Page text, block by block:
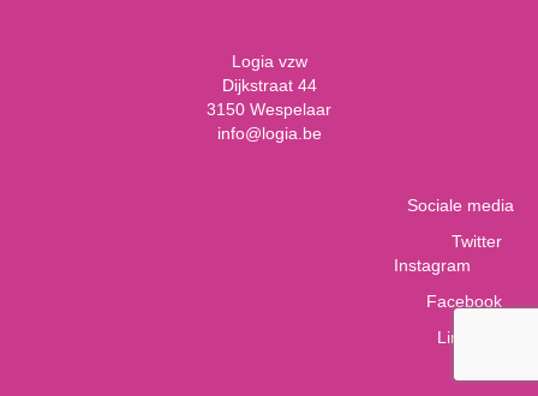
Logia vzw
Dijkstraat 44
3150 Wespelaar
info@logia.be
Sociale media
Twitter
Instagram
Facebook
LinkedIn